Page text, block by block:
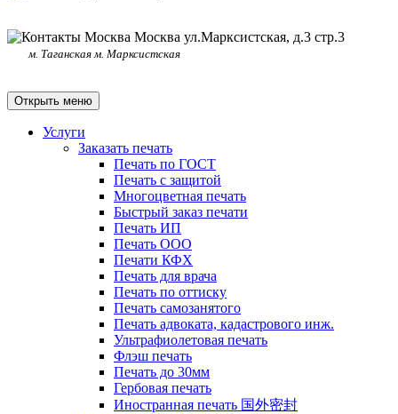
Москва ул.Марксистская, д.3 стр.3
м. Таганская м. Марксистская
Открыть меню
Услуги
Заказать печать
Печать по ГОСТ
Печать с защитой
Многоцветная печать
Быстрый заказ печати
Печать ИП
Печать ООО
Печати КФХ
Печать для врача
Печать по оттиску
Печать самозанятого
Печать адвоката, кадастрового инж.
Ультрафиолетовая печать
Флэш печать
Печать до 30мм
Гербовая печать
Иностранная печать 国外密封